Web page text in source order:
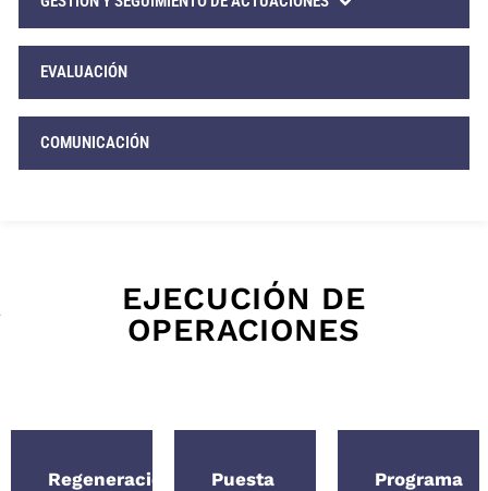
EVALUACIÓN
COMUNICACIÓN
EJECUCIÓN DE
OPERACIONES
Regeneración
Puesta
Programa